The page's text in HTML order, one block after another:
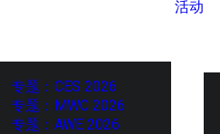
专题：CES 2026
专题：MWC 2026
专题：AWE 2026
活动